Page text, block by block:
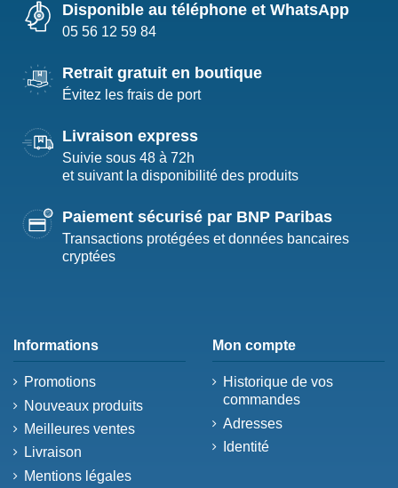
Disponible au téléphone et WhatsApp
05 56 12 59 84
Retrait gratuit en boutique
Évitez les frais de port
Livraison express
Suivie sous 48 à 72h
et suivant la disponibilité des produits
Paiement sécurisé par BNP Paribas
Transactions protégées et données bancaires
cryptées
Informations
Promotions
Nouveaux produits
Meilleures ventes
Livraison
Mentions légales
Mon compte
Historique de vos
commandes
Adresses
Identité